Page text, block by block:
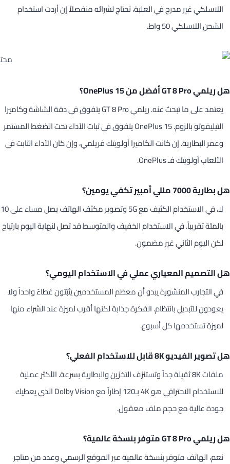
اللاسلكي غير مدرج في العلبة، تحتاج لشرائه منفصلاً إن أردت استخدام
الشحن اللاسلكي 50 واط.
هل ريلمي GT 8 Pro أفضل من OnePlus 15؟
يعتمد على ما تبحث عنه. ريلمي GT 8 Pro يتفوق في دقة الشاشة وكاميرا
التيليفوتو بالزوم. OnePlus 15 يتفوق في ثبات الأداء تحت الضغط المستمر
وعمر البطارية. إن كانت الكاميرا أولويتك فريلمي، وإن كان الأداء الثابت في
الألعاب أولويتك فـ OnePlus.
هل بطارية 7000 مللي أمبير تكفي يومين؟
لا، في الاستخدام الكثيف مع 5G وتصوير مكثف الهاتف يصل مساء على 10
بالمئة تقريباً. في الاستخدام الخفيف والمتوسط قد تصل لنهاية اليوم بارتياح
لكن اليوم الثاني غير مضمون.
هل التصميم المعياري عملي في الاستخدام اليومي؟
في التجارب المنشورة يبدو أن معظم المستخدمين يثبّتون غطاءً واحداً ولا
يعودون للتبديل بانتظام. الفكرة جذابة لكنها أقرب لميزة عند الشراء منها
لميزة تستخدمها كل أسبوع.
هل تصوير الفيديو 8K قابل للاستخدام الفعلي؟
ملفات 8K ثقيلة جداً وتستنزف التخزين والبطارية بسرعة. الأكثر عملية
للاستخدام الاحترافي هو 4K بـ120 إطاراً مع Dolby Vision الذي يعطيك
جودة عالية مع حجم ملف معقول.
هل ريلمي GT 8 Pro متوفر بنسخة عالمية؟
نعم، الهاتف متوفر بنسخة عالمية عبر الموقع الرسمي وعدد من متاجر